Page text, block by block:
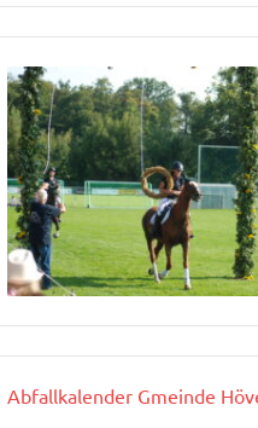
Abfallkalender Gmeinde